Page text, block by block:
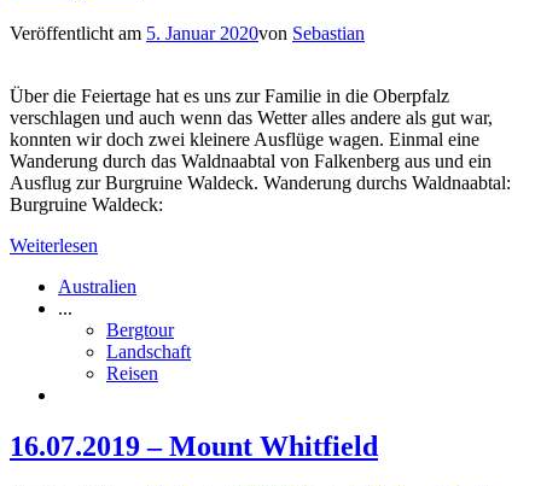
Veröffentlicht am 5. Januar 2020von Sebastian
Über die Feiertage hat es uns zur Familie in die Oberpfalz
verschlagen und auch wenn das Wetter alles andere als gut war,
konnten wir doch zwei kleinere Ausflüge wagen. Einmal eine
Wanderung durch das Waldnaabtal von Falkenberg aus und ein
Ausflug zur Burgruine Waldeck. Wanderung durchs Waldnaabtal:
Burgruine Waldeck:
Weiterlesen
Australien
...
Bergtour
Landschaft
Reisen
16.07.2019 – Mount Whitfield